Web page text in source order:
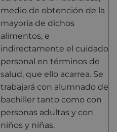
medio de obtención de la
mayoría de dichos
alimentos, e
indirectamente el cuidado
personal en términos de
salud, que ello acarrea. Se
trabajará con alumnado de
bachiller tanto como con
personas adultas y con
niños y niñas.